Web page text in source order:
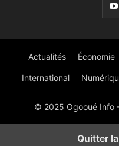
Actualités Économie
International
© 2025 Ogooué Info
Quitter